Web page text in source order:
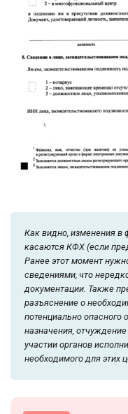
Как видно, изменения в
касаются КФХ (если
Ранее этот момент
сведениями, что
документации. Также
разъяснение о
потенциально опасного
назначения,
участии органов
необходимого для этих